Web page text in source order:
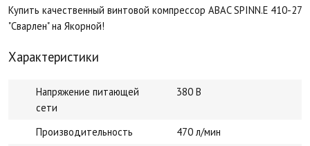
Купить качественный винтовой компрессор ABAC SPINN.E 410-
"Сварлен" на Якорной!
Характеристики
Напряжение питающей
сети
380 В
Производительность
470 л/мин